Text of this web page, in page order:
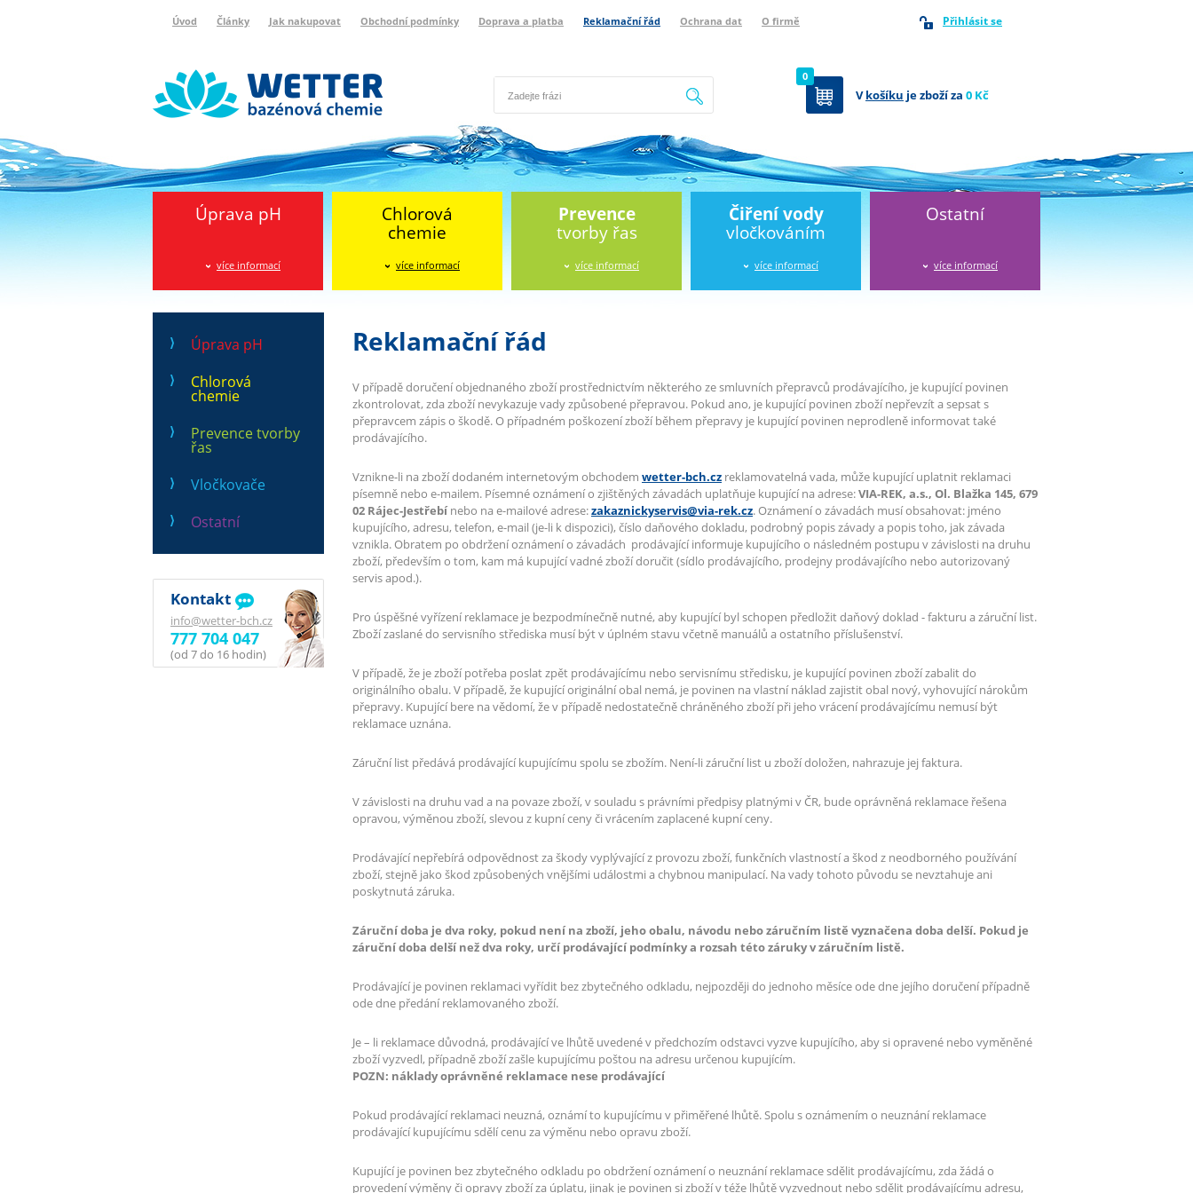
Úvod Články Jak nakupovat Obchodní podmínky Doprava a platba Reklamační řád Ochrana dat O firmě Přihlásit se
Hledat
Vkošíku je zboží za 0 Kč
0
Úprava pH
více informací
Chlorová
chemie
více informací
Prevence
tvorby řas
více informací
Čiření vody
vločkováním
více informací
Ostatní
více informací
Úprava pH
Chlorová
chemie
Prevence tvorby
řas
Vločkovače
Ostatní
Kontakt
info@wetter-bch.cz
777 704 047
(od 7 do 16 hodin)
Reklamační řád
V případě doručení objednaného zboží prostřednictvím některého ze smluvních přepravců prodávajícího, je kupující povinen
zkontrolovat, zda zboží nevykazuje vady způsobené přepravou. Pokud ano, je kupující povinen zboží nepřevzít a sepsat s
přepravcem zápis o škodě. O případném poškození zboží během přepravy je kupující povinen neprodleně informovat také
prodávajícího.
Vznikne-li na zboží dodaném internetovým obchodem wetter-bch.cz reklamovatelná vada, může kupující uplatnit reklamaci
písemně nebo e-mailem. Písemné oznámení o zjištěných závadách uplatňuje kupující na adrese:VIA-REK, a.s., Ol. Blažka 145, 679
02 Rájec-Jestřebínebo na e-mailové adrese:zakaznickyservis@via-rek.cz. Oznámení o závadách musí obsahovat: jméno
kupujícího, adresu, telefon, e-mail (je-li k dispozici), číslo daňového dokladu, podrobný popis závady a popis toho, jak závada
vznikla. Obratem po obdržení oznámení o závadách prodávající informuje kupujícího o následném postupu v závislosti na druhu
zboží, především o tom, kam má kupující vadné zboží doručit (sídlo prodávajícího, prodejny prodávajícího nebo autorizovaný
servis apod.).
Pro úspěšné vyřízení reklamace je bezpodmínečně nutné, aby kupující byl schopen předložit daňový doklad - fakturu a záruční list.
Zboží zaslané do servisního střediska musí být v úplném stavu včetně manuálů a ostatního příslušenství.
V případě, že je zboží potřeba poslat zpět prodávajícímu nebo servisnímu středisku, je kupující povinen zboží zabalit do
originálního obalu. V případě, že kupující originální obal nemá, je povinen na vlastní náklad zajistit obal nový, vyhovující nárokům
přepravy. Kupující bere na vědomí, že v případě nedostatečně chráněného zboží při jeho vrácení prodávajícímu nemusí být
reklamace uznána.
Záruční list předává prodávající kupujícímu spolu se zbožím. Není-li záruční list u zboží doložen, nahrazuje jej faktura.
V závislosti na druhu vad a na povaze zboží, v souladu s právními předpisy platnými v ČR, bude oprávněná reklamace řešena
opravou, výměnou zboží, slevou z kupní ceny či vrácením zaplacené kupní ceny.
Prodávající nepřebírá odpovědnost za škody vyplývající z provozu zboží, funkčních vlastností a škod z neodborného používání
zboží, stejně jako škod způsobených vnějšími událostmi a chybnou manipulací. Na vady tohoto původu se nevztahuje ani
poskytnutá záruka.
Záruční doba je dva roky, pokud není na zboží, jeho obalu, návodu nebo záručním listě vyznačena doba delší. Pokud je
záruční doba delší než dva roky, určí prodávající podmínky a rozsah této záruky v záručním listě.
Prodávající je povinen reklamaci vyřídit bez zbytečného odkladu, nejpozději do jednoho měsíce ode dne jejího doručení případně
ode dne předání reklamovaného zboží.
Je – li reklamace důvodná, prodávající ve lhůtě uvedené v předchozím odstavci vyzve kupujícího, aby si opravené nebo vyměněné
zboží vyzvedl, případně zboží zašle kupujícímu poštou na adresu určenou kupujícím.
POZN: náklady oprávněné reklamace nese prodávající
Pokud prodávající reklamaci neuzná, oznámí to kupujícímu v přiměřené lhůtě. Spolu s oznámením o neuznání reklamace
prodávající kupujícímu sdělí cenu za výměnu nebo opravu zboží.
Kupující je povinen bez zbytečného odkladu po obdržení oznámení o neuznání reklamace sdělit prodávajícímu, zda žádá o
provedení výměny či opravy zboží za úplatu, jinak je povinen si zboží v téže lhůtě vyzvednout nebo sdělit prodávajícímu adresu,